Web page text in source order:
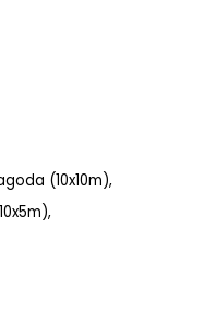
(10x10m),